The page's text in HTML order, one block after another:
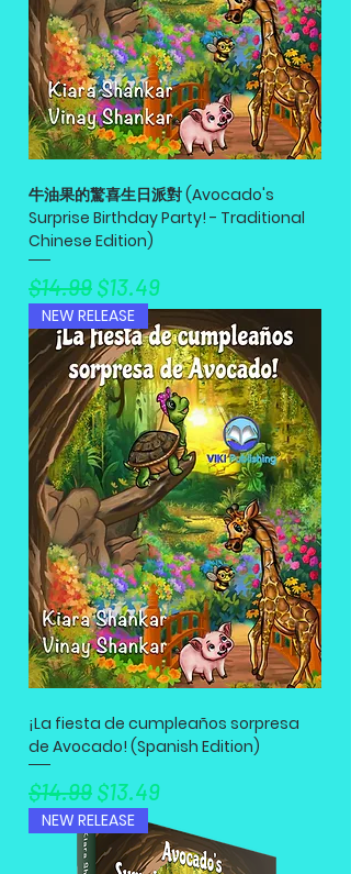
牛油果的驚喜生日派對 (Avocado's
Surprise Birthday Party! - Traditional
Chinese Edition)
नियमित मूल्य
$14.99 बिक्री मूल्य
$13.49
NEW RELEASE
¡La fiesta de cumpleaños sorpresa
de Avocado! (Spanish Edition)
नियमित मूल्य
$14.99 बिक्री मूल्य
$13.49
NEW RELEASE